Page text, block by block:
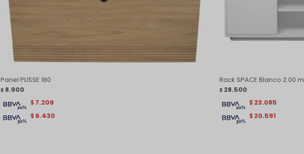
Panel PLISSE 180
$ 8.900
$ 6.430
$ 7.209
Rack SPACE Blanco 2.00 m
$ 28.500
$ 20.591
$ 23.085